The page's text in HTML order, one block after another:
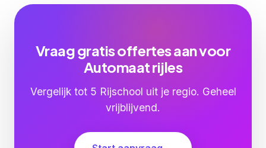
Vraag gratis offertes aan voor
Automaat rijles
Vergelijk tot 5 Rijschool uit je regio. Geheel
vrijblijvend.